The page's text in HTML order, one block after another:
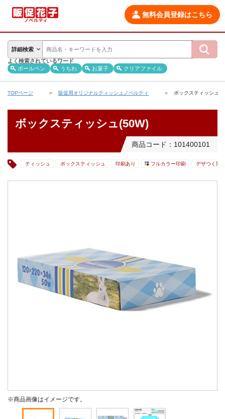
無料会員登録はこちら
詳細検索
よく検索されているワード
ボールペン
うちわ お菓子 クリアファイル
TOPページ 販促用オリジナルティッシュノベルティ ボックスティッシュ
ボックスティッシュ(50W)
商品コード：101400101
ティッシュ ボックスティッシュ 印刷あり フルカラー印刷 デザつく対
※商品画像はイメージです。